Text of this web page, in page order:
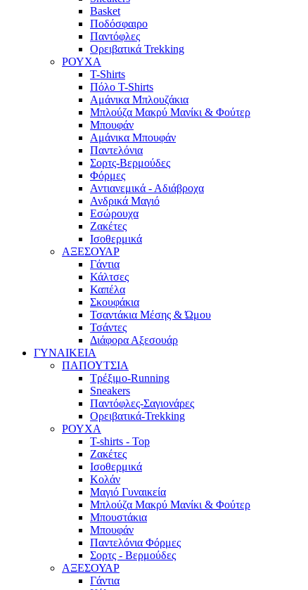
Basket
Ποδόσφαιρο
Παντόφλες
Ορειβατικά Trekking
ΡΟΥΧΑ
T-Shirts
Πόλο T-Shirts
Αμάνικα Μπλουζάκια
Μπλούζα Μακρύ Μανίκι & Φούτερ
Μπουφάν
Αμάνικα Μπουφάν
Παντελόνια
Σορτς-Βερμούδες
Φόρμες
Αντιανεμικά - Αδιάβροχα
Ανδρικά Μαγιό
Εσώρουχα
Ζακέτες
Ισοθερμικά
ΑΞΕΣΟΥΑΡ
Γάντια
Κάλτσες
Καπέλα
Σκουφάκια
Τσαντάκια Μέσης & Ώμου
Τσάντες
Διάφορα Αξεσουάρ
ΓΥΝΑΙΚΕΙΑ
ΠΑΠΟΥΤΣΙΑ
Τρέξιμο-Running
Sneakers
Παντόφλες-Σαγιονάρες
Ορειβατικά-Trekking
ΡΟΥΧΑ
T-shirts - Top
Ζακέτες
Ισοθερμικά
Κολάν
Μαγιό Γυναικεία
Μπλούζα Μακρύ Μανίκι & Φούτερ
Μπουστάκια
Μπουφάν
Παντελόνια Φόρμες
Σορτς - Βερμούδες
ΑΞΕΣΟΥΑΡ
Γάντια